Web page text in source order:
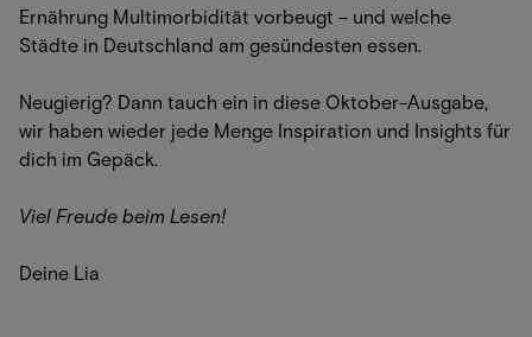
Ernährung Multimorbidität vorbeugt – und welche
Städte in Deutschland am gesündesten essen.
Neugierig? Dann tauch ein in diese Oktober-Ausgabe,
wir haben wieder jede Menge Inspiration und Insights für
dich im Gepäck.
Viel Freude beim Lesen!
Deine Lia